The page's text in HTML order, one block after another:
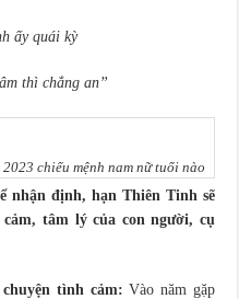
ấy quái kỳ
thì chẳng an”
chiếu mệnh nam nữ tuổi nào
nhận định, hạn Thiên Tinh sẽ
tâm lý của con người, cụ
tình cảm: Vào năm gặp